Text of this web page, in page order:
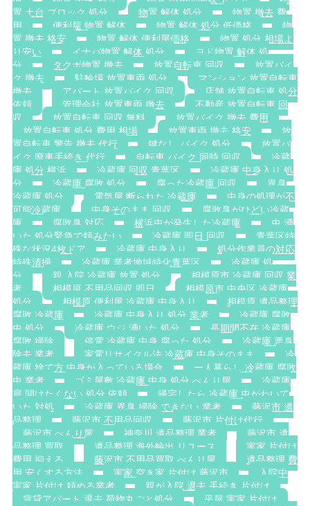
置 土台 ブロック 処分
物置 解体 処分
物置 撤去 費
用
便利屋 物置 解体 物置 解体 処分 低価格
物
置 撤去 格安
物置 解体 便利屋価格
物置 処分 相場よ
り安い
イナバ物置 解体 処分
ヨド物置 解体 処
分
タクボ物置 撤去 放置自転車 回収
放置バイ
ク 撤去
駐輪場 放置車両 処分
マンション 放置自転車
撤去
アパート 放置バイク 回収
店舗 放置自転車 処分
依頼
管理会社 放置車両 撤去
不動産 放置自転車 回
収
放置自転車 回収 無料
放置バイク 撤去 費用
放置自転車 処分 費用 相場
放置車両 撤去 格安
放
置自転車 警告 撤去 代行
鍵なし バイク 処分
放置バ
イク 廃車手続き 代行
自転車 バイク 同時 回収
冷蔵
庫 処分 横浜
冷蔵庫 回収 青葉区
冷蔵庫 中身入り 処
分
冷蔵庫 腐敗 処分 腐った冷蔵庫 回収
異臭
冷蔵庫 処分
電気屋 断られた 冷蔵庫
中身の処理が不
可能冷蔵庫
中身そのまま 回収
腐敗臭がひどい冷蔵
庫
腐敗臭 対応 横浜虫が発生した冷蔵庫
虫 湧
いた 処分緊急で頼みたい
冷蔵庫 即日 回収
青葉区特
殊な状況4枚ドア
冷蔵庫 中身入り
処分作業員の対応
特殊清掃
冷蔵庫 業者地域特化青葉区
冷蔵庫 処
分
親 入院 冷蔵庫 放置 処分
相模原市 冷蔵庫 回収 業
者
相模原 不用品回収 即日
相模原市 中央区 冷蔵庫
処分
相模原 便利屋 冷蔵庫 中身入り
相模原 遺品整理
腐敗 冷蔵庫
冷蔵庫 中身入り 処分 業者
冷蔵庫 腐敗
虫 処分
冷蔵庫 ウジ 湧いた 処分
長期間不在 冷蔵庫
腐敗 掃除
停電 冷蔵庫 中身 腐った 処分
冷蔵庫 悪臭
除去 業者
家電リサイクル法 冷蔵庫 中身そのまま
冷
蔵庫 捨て方 中身が入っている場合
一人暮らし 冷蔵庫 腐敗
虫 業者
ゴミ屋敷 冷蔵庫 中身 処分 べんり屋
冷蔵庫
扉 開けたくない 処分 依頼
帰宅したら 冷蔵庫 虫がわいて
いた 対処
冷蔵庫 異臭 掃除 できない 業者
藤沢市 遺
品整理
藤沢市 不用品回収
藤沢市 片付け代行
藤沢市 べんり屋
神奈川 遺品整理 業者
藤沢市 遺
品整理 買取
遺品整理 海外輸出 リユース
実家 片付け
費用 抑える
藤沢市 不用品買取 べんり屋
遺品整理 費
用 安くする方法
実家 空き家 片付け 藤沢市
入院中
実家 片付け 頼める業者
親が入院 退去 手続き 片付け
賃貸アパート 退去 荷物丸ごと処分
平屋 実家 片付け